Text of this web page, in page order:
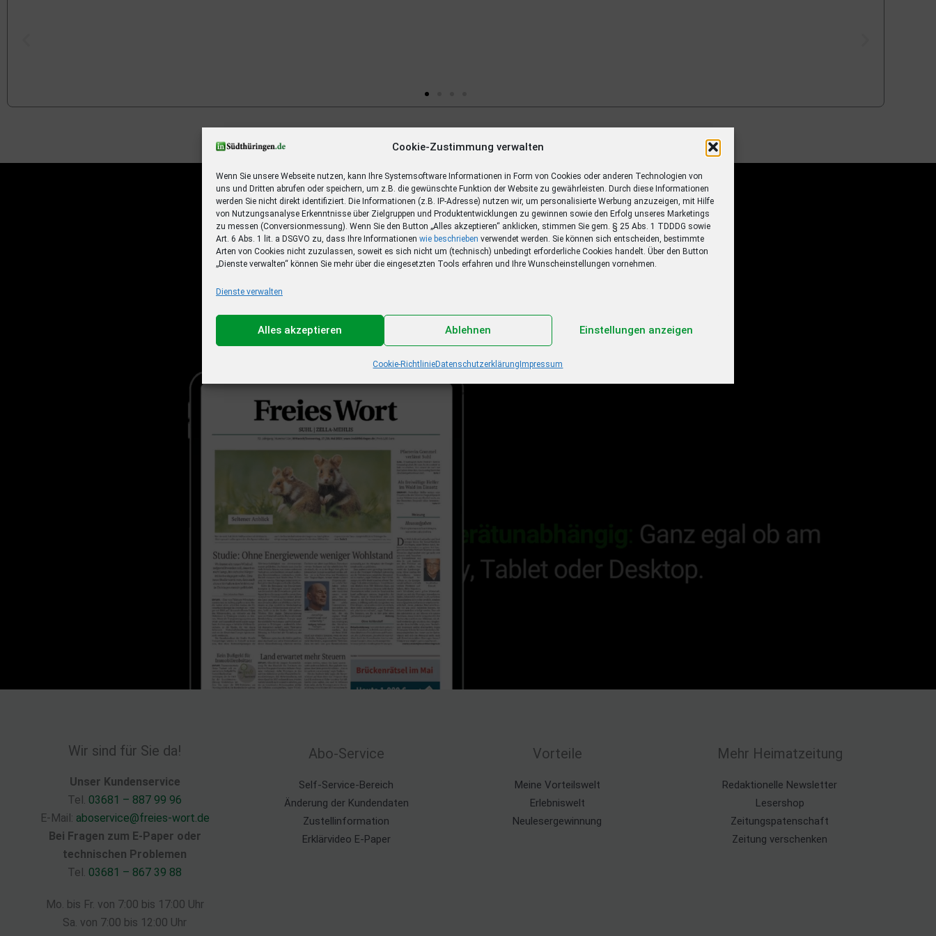
Cookie-Zustimmung verwalten
Wenn Sie unsere Webseite nutzen, kann Ihre Systemsoftware Informationen in Form von Cookies oder anderen Technologien von
uns und Dritten abrufen oder speichern, um z.B. die gewünschte Funktion der Website zu gewährleisten. Durch diese Informationen
werden Sie nicht direkt identifiziert. Die Informationen (z.B. IP-Adresse) nutzen wir, um personalisierte Werbung anzuzeigen, mit Hilfe
von Nutzungsanalyse Erkenntnisse über Zielgruppen und Produktentwicklungen zu gewinnen sowie den Erfolg unseres Marketings
zu messen (Conversionmessung). Wenn Sie den Button „Alles akzeptieren“ anklicken, stimmen Sie gem. § 25 Abs. 1 TDDDG sowie
Art. 6 Abs. 1 lit. a DSGVO zu, dass Ihre Informationen wie beschrieben verwendet werden. Sie können sich entscheiden, bestimmte
Arten von Cookies nicht zuzulassen, soweit es sich nicht um (technisch) unbedingt erforderliche Cookies handelt. Über den Button
„Dienste verwalten“ können Sie mehr über die eingesetzten Tools erfahren und Ihre Wunscheinstellungen vornehmen.
Dienste verwalten
Alles akzeptieren Ablehnen Einstellungen anzeigen
Cookie-RichtlinieDatenschutzerklärungImpressum
Ihr Sommer – Ihr Abo – Ihr Gewinn
Jetzt zum Sonderpreis lesen und eine 3-tägige
Sommerreise gewinnen!
Zum Deal
Wir sind für Sie da!
Unser Kundenservice
Tel. 03681 – 887 99 96
E-Mail: aboservice@freies-wort.de
Bei Fragen zum E-Paper oder
technischen Problemen
Tel. 03681 – 867 39 88
Mo. bis Fr. von 7:00 bis 17:00 Uhr
Sa. von 7:00 bis 12:00 Uhr
Abo-Service
Self-Service-Bereich
Änderung der Kundendaten
Zustellinformation
Erklärvideo E-Paper
Vorteile
Meine Vorteilswelt
Erlebniswelt
Neulesergewinnung
Mehr Heimatzeitung
Redaktionelle Newsletter
Lesershop
Zeitungspatenschaft
Zeitung verschenken